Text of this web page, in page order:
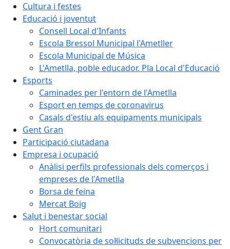
Cultura i festes
Educació i joventut
Consell Local d'Infants
Escola Bressol Municipal l'Ametller
Escola Municipal de Música
L'Ametlla, poble educador. Pla Local d'Educació
Esports
Caminades per l'entorn de l'Ametlla
Esport en temps de coronavirus
Casals d'estiu als equipaments municipals
Gent Gran
Participació ciutadana
Empresa i ocupació
Anàlisi perfils professionals dels comerços i
empreses de l'Ametlla
Borsa de feina
Mercat Boig
Salut i benestar social
Hort comunitari
Convocatòria de sol·licituds de subvencions per